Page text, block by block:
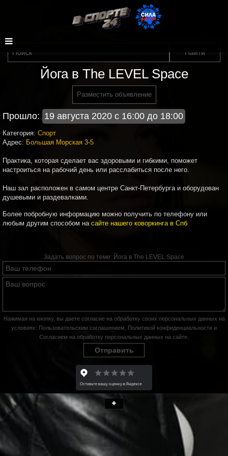
Йога в The LEVEL Space
Разместить объявление
Прошло: 19 августа 2020 с 16:00 до 18:00
Категория: Спорт
Адрес: Большая Морская 3-5
Практика, которая сделает вас здоровыми и гибкими, поможет
настроиться на рабочий день или расслабиться после него.
Наш зал расположен в самом центре Санкт-Петербурга и оборудован
душевыми и раздевалками.
Более побробную информацию можно получить по телефону или
любым другим способом на сайте нашего коворкинга в Спб
Задать вопрос по теме: Йога в The LEVEL Space
Нажимая на кнопку, вы даете согласие на обработку своих персональных данных на
условиях: Пользовательским соглашением Политикой конфиденциальности и
Согласием на обработку персональных данных на сайте
Отправить